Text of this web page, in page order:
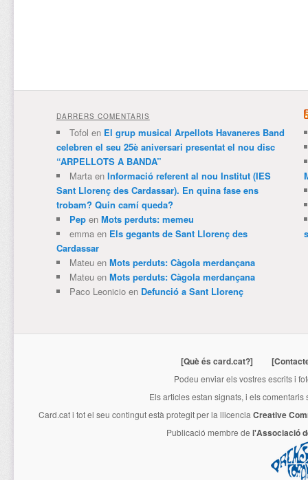
DARRERS COMENTARIS
Tofol en El grup musical Arpellots Havaneres Band
celebren el seu 25è aniversari presentat el nou disc
“ARPELLOTS A BANDA”
Martaen Informació referent al nou Institut (IES
Sant Llorenç des Cardassar). En quina fase ens
trobam? Quin camí queda?
Pepen Mots perduts: memeu
emmaen Els gegants de Sant Llorenç des
Cardassar
Mateuen Mots perduts: Càgola merdançana
Mateuen Mots perduts: Càgola merdançana
Paco Leonicioen Defunció a Sant Llorenç
[Què és card.cat?]
Podeu enviar els vostres escrits i
Els articles estan signats, i els
Card.cati tot el seu contingut està protegit per la llicencia Creative
Publicació membre de l'Associació